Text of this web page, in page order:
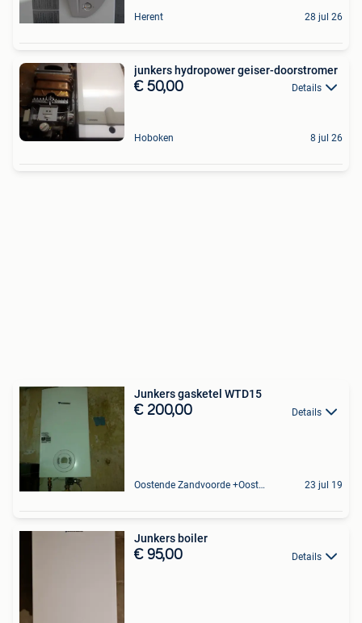
Herent 28 jul 26
junkers hydropower geiser-doorstromer
€ 50,00 Details
Hoboken 8 jul 26
Junkers gasketel WTD15
€ 200,00 Details
Oostende Zandvoorde +Oostende 23 jul 19
Junkers boiler
€ 95,00 Details